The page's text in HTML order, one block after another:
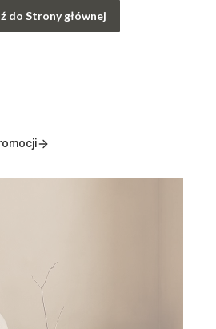
do Strony głównej